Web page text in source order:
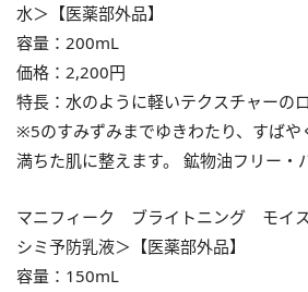
水＞【医薬部外品】
容量：200mL
価格：2,200円
特長：水のように軽いテクスチャーの
※5のすみずみまでゆきわたり、すばや
満ちた肌に整えます。 鉱物油フリー・
マニフィーク ブライトニング モイ
シミ予防乳液＞【医薬部外品】
容量：150mL